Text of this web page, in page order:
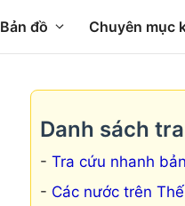
Bản đồ Chuyên mục
Danh sách
Tra cứu nhanh
Các nước trên